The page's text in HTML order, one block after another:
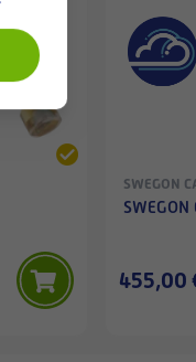
SWEGON
455,00